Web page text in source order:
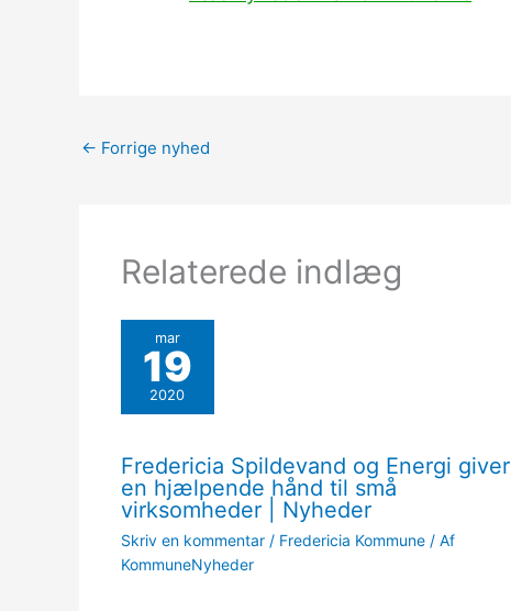
← Forrige nyhed
Relaterede indlæg
mar
19
2020
Fredericia Spildevand og Energi giver
en hjælpende hånd til små
virksomheder | Nyheder
Skriv en kommentar / Fredericia Kommune/ Af
KommuneNyheder